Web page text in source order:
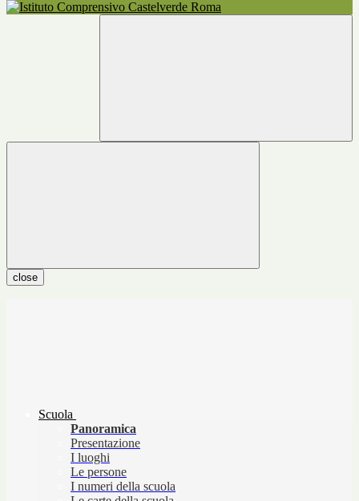
close
Scuola
Panoramica
Presentazione
I luoghi
Le persone
I numeri della scuola